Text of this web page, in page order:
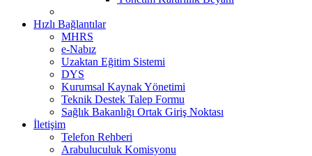
Hızlı Bağlantılar
MHRS
e-Nabız
Uzaktan Eğitim Sistemi
DYS
Kurumsal Kaynak Yönetimi
Teknik Destek Talep Formu
Sağlık Bakanlığı Ortak Giriş Noktası
İletişim
Telefon Rehberi
Arabuluculuk Komisyonu